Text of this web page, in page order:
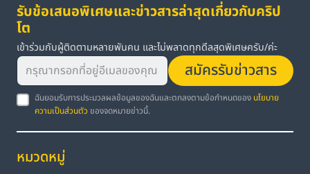
รับข้อเสนอพิเศษและข่าวสารล่าสุดเกี่ยวกับคริป
โต
เข้าร่วมกับผู้ติดตามหลายพันคน และไม่พลาดทุกดีลสุดพิเศษครับ/ค่ะ
สมัครรับข่าวสาร
ฉันยอมรับการประมวลผลข้อมูลของฉันและตกลงตามข้อกำหนดของ นโยบาย
ความเป็นส่วนตัว ของจดหมายข่าวนี้.
หมวดหมู่